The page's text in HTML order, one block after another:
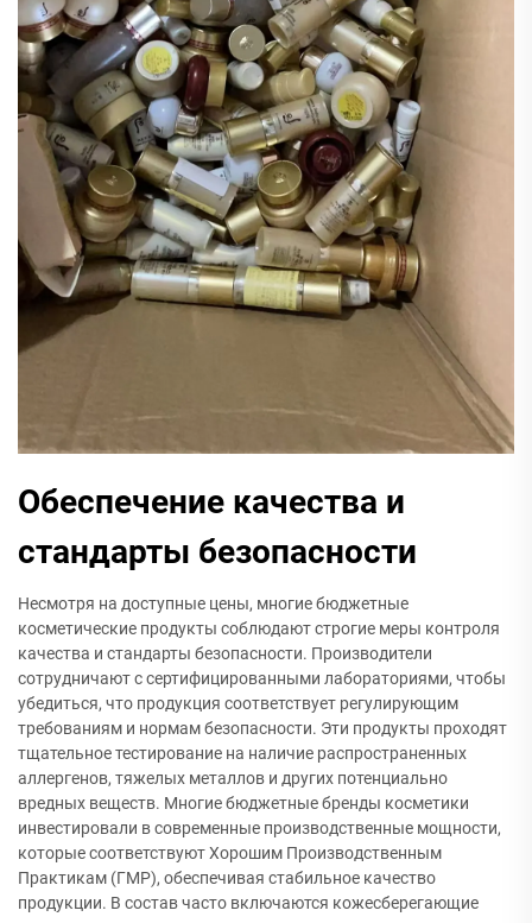
Обеспечение качества и
стандарты безопасности
Несмотря на доступные цены, многие бюджетные
косметические продукты соблюдают строгие меры контроля
качества и стандарты безопасности. Производители
сотрудничают с сертифицированными лабораториями, чтобы
убедиться, что продукция соответствует регулирующим
требованиям и нормам безопасности. Эти продукты проходят
тщательное тестирование на наличие распространенных
аллергенов, тяжелых металлов и других потенциально
вредных веществ. Многие бюджетные бренды косметики
инвестировали в современные производственные мощности,
которые соответствуют Хорошим Производственным
Практикам (ГMP), обеспечивая стабильное качество
продукции. В состав часто включаются кожесберегающие